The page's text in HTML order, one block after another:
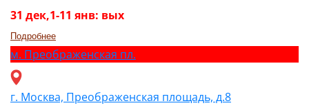
31 дек,1-11 янв: вых
Подробнее
м. Преображенская пл.
г. Москва, Преображенская площадь, д.8